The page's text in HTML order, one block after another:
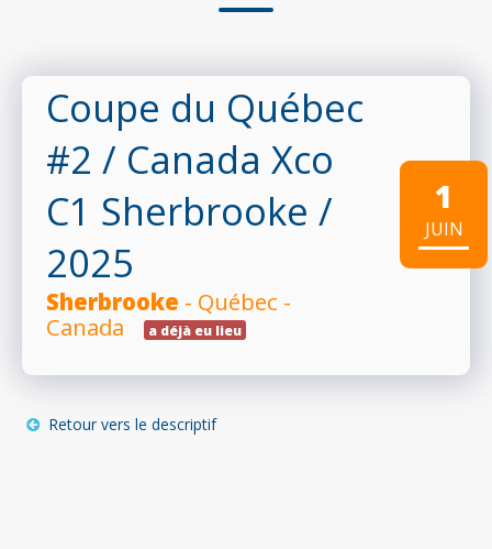
Coupe du Québec
#2 / Canada Xco
C1 Sherbrooke /
2025
Sherbrooke - Québec -
Canada
a déjà eu lieu
1
JUIN
Retour vers le descriptif